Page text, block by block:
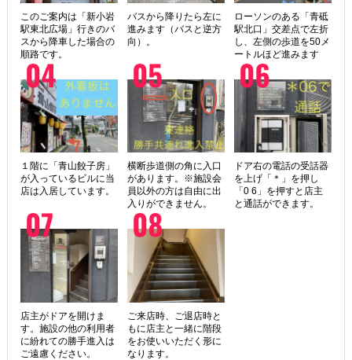
このご案内は「新小岩
駅東北広場」行きのバ
スから降車した場合の
順路です。
バスから降りたら左に
進みます（バスと逆方
向）。
ローソンのある「青砥
駅北口」交差点で左折
し、左側の歩道を50メ
ートルほど進みます
１階に「青山餃子房」
が入っているビルに当
店は入居しています。
横断歩道側の角に入口
があります。※施設会
員以外の方は自由に出
入りができません。
ドア右の電話の受話器
を上げ「＊」を押し
「0 6」を押すと店主
と通話ができます。
店主がドアを開けま
す。施設の他の利用者
に紛れての勝手進入は
ご遠慮ください。
ご来店時、ご退店時と
もに店主と一緒に階段
をお使いいただく形に
なります。